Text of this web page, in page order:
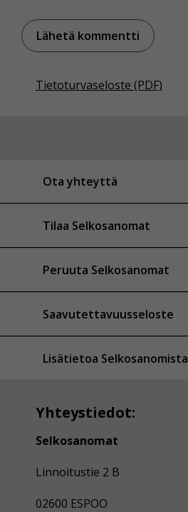
Tietoturvaseloste (PDF)
Ota yhteyttä
Tilaa Selkosanomat
Peruuta Selkosanomat
Saavutettavuusseloste
Lisätietoa Selkosanomista
Yhteystiedot:
Selkosanomat
Linnoitustie 2 B
02600 ESPOO